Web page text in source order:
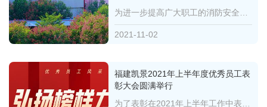
2021-11-02
福建凯景2021年上半年度优秀员工表
彰大会圆满举行